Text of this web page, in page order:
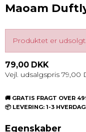
Maoam
Produktet er udsolgt.
79,00 DKK
Vejl. udsalgspris 79,00
🚚 GRATIS FRAGT OVER
📦 LEVERING: 1-3
Egenskaber